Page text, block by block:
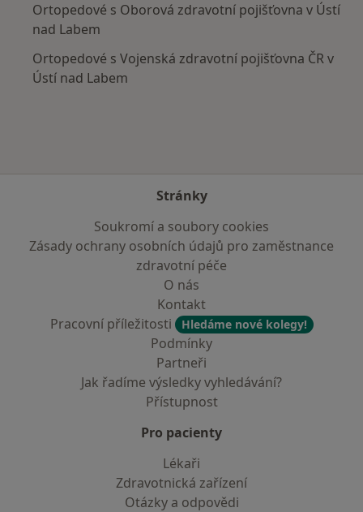
Ortopedové s Oborová zdravotní pojišťovna v Ústí
nad Labem
Ortopedové s Vojenská zdravotní pojišťovna ČR v
Ústí nad Labem
Stránky
Soukromí a soubory cookies
Zásady ochrany osobních údajů pro zaměstnance
zdravotní péče
O nás
Kontakt
Pracovní příležitosti
Hledáme nové kolegy!
Podmínky
Partneři
Jak řadíme výsledky vyhledávání?
Přístupnost
Pro pacienty
Lékaři
Zdravotnická zařízení
Otázky a odpovědi